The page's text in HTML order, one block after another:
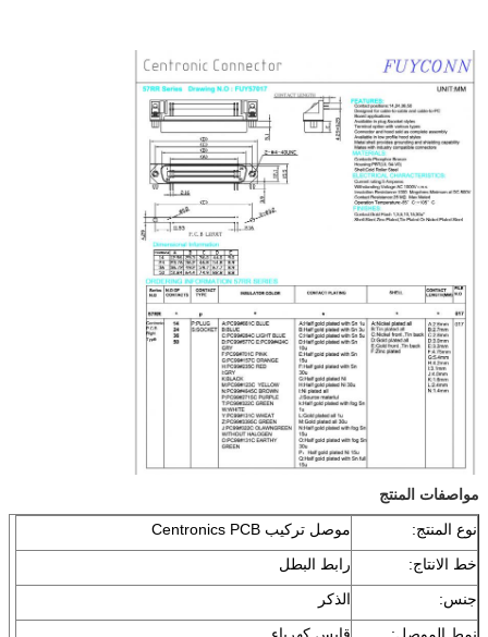
مواصفات المنتج
نوع المنتج:
موصل تركيب Centronics PCB
خط الانتاج:
رابط البطل
جنس:
الذكر